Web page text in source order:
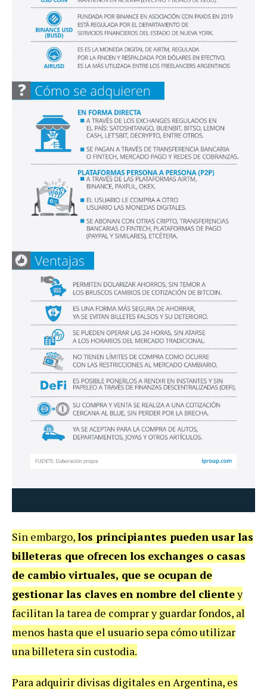
Sin embargo,los principiantes pueden usar las
billeteras que ofrecen los exchanges o casas
de cambio virtuales, que se ocupan de
gestionar las claves en nombre del clientey
facilitan la tarea de comprar y guardar fondos, al
menos hasta que el usuario sepa cómo utilizar
una billetera sin custodia.
Para adquirir divisas digitales en Argentina, es